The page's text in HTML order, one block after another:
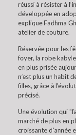
réussi à résister à
développée en
explique Fadhma
atelier de couture.
Réservée pour les
foyer, la robe
en plus prisée
n’est plus un habit
filles, grâce à
précisé.
Une évolution qui
marché de plus en
croissante d’année